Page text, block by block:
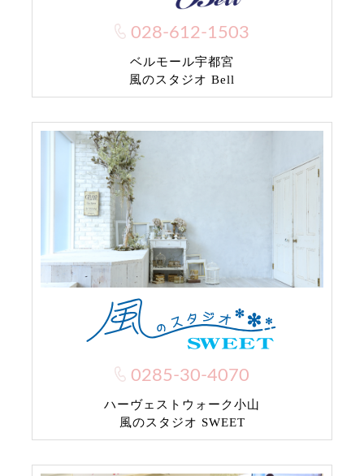
028-612-1503
ベルモール宇都宮
風のスタジオ Bell
0285-30-4070
ハーヴェストウォーク小山
風のスタジオ SWEET